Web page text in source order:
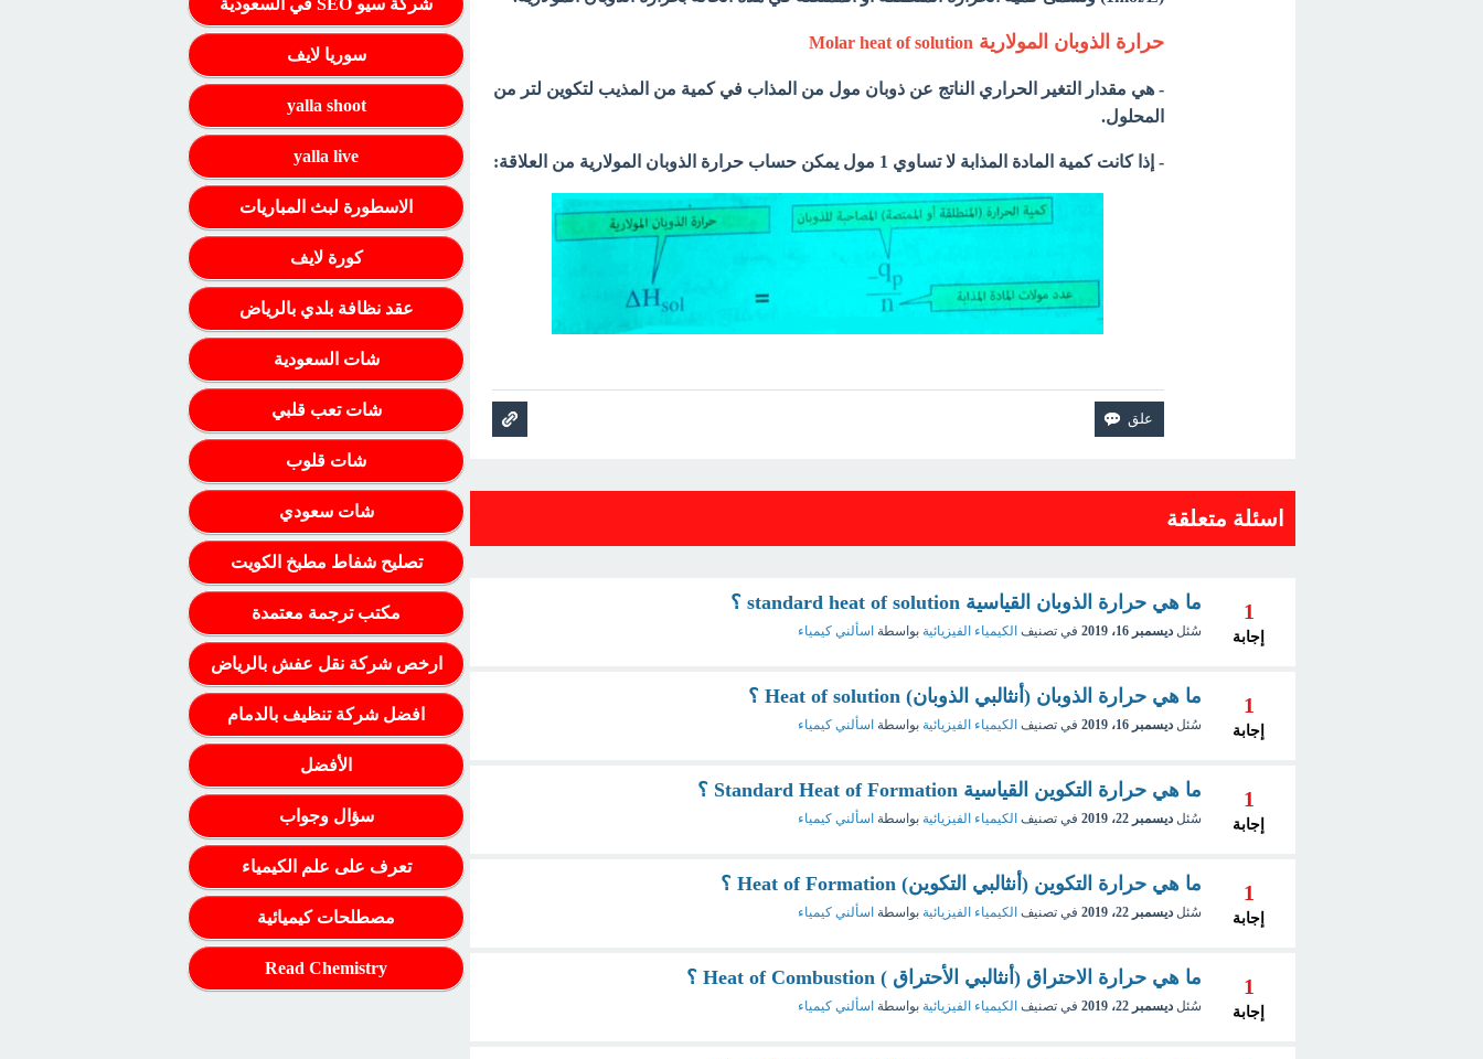
حرارة الذوبان المولاريةMolar heat of solution
- هي مقدار التغير الحراري الناتج عن ذوبان مول من المذاب في كمية من المذيب لتكوين لتر من
المحلول.
- إذا كانت كمية المادة المذابة لا تساوي 1 مول يمكن حساب حرارة الذوبان المولارية من العلاقة:
اسئلة متعلقة
1
إجابة
ما هي حرارة الذوبان القياسية standard heat of solution ؟
سُئل ديسمبر 16، 2019 في تصنيف الكيمياء الفيزيائية بواسطة اسألني كيمياء
1
إجابة
ما هي حرارة الذوبان (أنثالبي الذوبان) Heat of solution ؟
سُئل ديسمبر 16، 2019 في تصنيف الكيمياء الفيزيائية بواسطة اسألني كيمياء
1
إجابة
ما هي حرارة التكوين القياسية Standard Heat of Formation ؟
سُئل ديسمبر 22، 2019 في تصنيف الكيمياء الفيزيائية بواسطة اسألني كيمياء
1
إجابة
ما هي حرارة التكوين (أنثالبي التكوين) Heat of Formation ؟
سُئل ديسمبر 22، 2019 في تصنيف الكيمياء الفيزيائية بواسطة اسألني كيمياء
1
إجابة
ما هي حرارة الاحتراق (أنثالبي الأحتراق ) Heat of Combustion ؟
سُئل ديسمبر 22، 2019 في تصنيف الكيمياء الفيزيائية بواسطة اسألني كيمياء
شركة سيو SEO في السعودية
سوريا لايف
yalla shoot
yalla live
الاسطورة لبث المباريات
كورة لايف
عقد نظافة بلدي بالرياض
شات السعودية
شات تعب قلبي
شات قلوب
شات سعودي
تصليح شفاط مطبخ الكويت
مكتب ترجمة معتمدة
ارخص شركة نقل عفش بالرياض
افضل شركة تنظيف بالدمام
الأفضل
سؤال وجواب
تعرف على علم الكيمياء
مصطلحات كيميائية
Read Chemistry